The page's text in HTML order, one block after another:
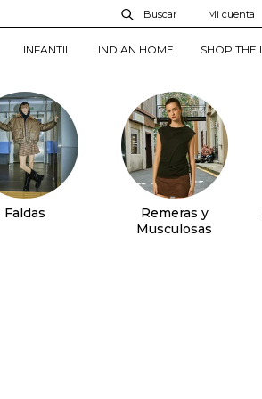
INFANTIL INDIAN HOME SHOP THE
Faldas
Remeras y
Musculosas